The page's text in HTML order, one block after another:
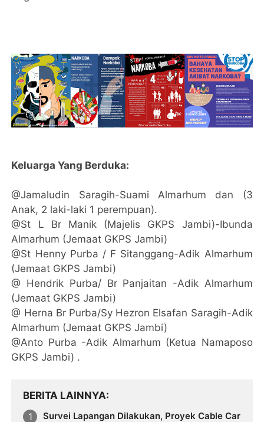
Keluarga Yang Berduka:
@Jamaludin Saragih-Suami Almarhum dan (3
Anak, 2 laki-laki 1 perempuan).
@St L Br Manik (Majelis GKPS Jambi)-Ibunda
Almarhum (Jemaat GKPS Jambi)
@St Henny Purba / F Sitanggang-Adik Almarhum
(Jemaat GKPS Jambi)
@ Hendrik Purba/ Br Panjaitan -Adik Almarhum
(Jemaat GKPS Jambi)
@ Herna Br Purba/Sy Hezron Elsafan Saragih-Adik
Almarhum (Jemaat GKPS Jambi)
@Anto Purba -Adik Almarhum (Ketua Namaposo
GKPS Jambi) .
BERITA LAINNYA
Survei Lapangan Dilakukan, Proyek Cable Car